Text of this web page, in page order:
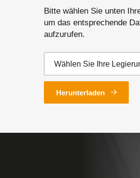
Bitte wählen Sie unten
um das entsprechende
aufzurufen.
Herunterladen